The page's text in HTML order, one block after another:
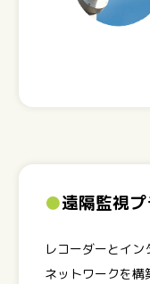
●遠隔監視
レコーダーとイン
ネットワークを構